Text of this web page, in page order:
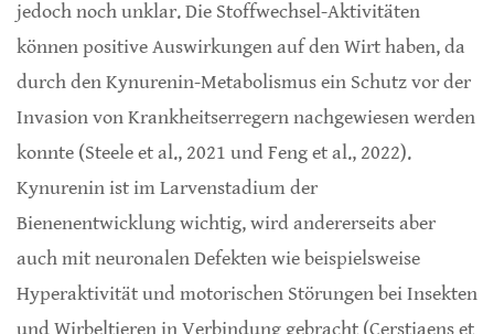
jedoch noch unklar. Die Stoffwechsel-Aktivitäten
können positive Auswirkungen auf den Wirt haben, da
durch den Kynurenin-Metabolismus ein Schutz vor der
Invasion von Krankheitserregern nachgewiesen werden
konnte (Steele et al., 2021 und Feng et al., 2022).
Kynurenin ist im Larvenstadium der
Bienenentwicklung wichtig, wird andererseits aber
auch mit neuronalen Defekten wie beispielsweise
Hyperaktivität und motorischen Störungen bei Insekten